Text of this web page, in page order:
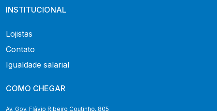
INSTITUCIONAL
Lojistas
Contato
Igualdade salarial
COMO CHEGAR
Av. Gov. Flávio Ribeiro Coutinho, 805